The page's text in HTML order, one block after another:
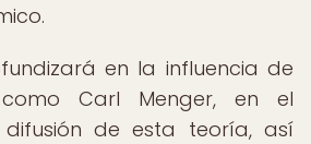
en la influencia de
Carl Menger, en el
de esta teoría, así